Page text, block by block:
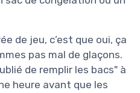
de jeu, c’est que oui, ça
pas mal de glaçons.
de remplir les bacs" à
heure avant que les